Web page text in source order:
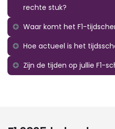
rechte stuk?
Waar komt het F1-
Hoe actueel is het
Zijn de tijden op jullie F1-